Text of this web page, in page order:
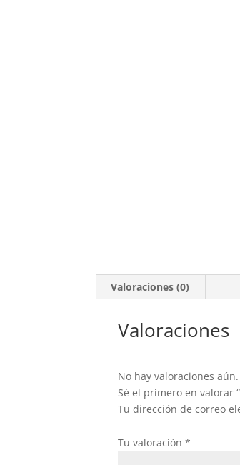
Valoraciones (0)
Valoraciones
No hay valoraciones aún.
Sé el primero en valorar
Tu dirección de correo
Tu valoración*